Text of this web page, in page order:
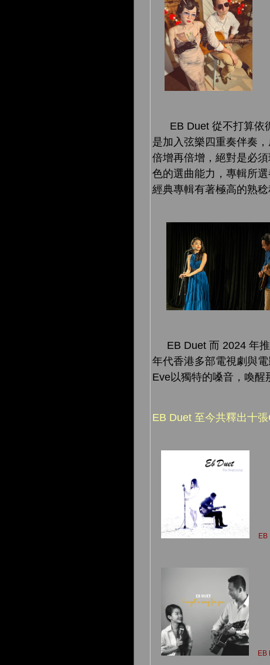
EB Duet 從不打算依
是加入弦樂四重奏伴奏
倍增再倍增，絕對是必
色的選曲能力，專輯所
經典專輯有著極高的熟
EB Duet 而 2024 年
年代香港多部電視劇與
Eve以獨特的嗓音，喚醒
EB Duet 至今共釋出十
EB
EB